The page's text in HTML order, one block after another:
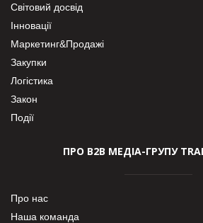
Світовий досвід
Інновації
Маркетинг&Продажі
Закупки
Логістика
Закон
Події
ПРО В2В МЕДІА-ГРУПУ
Про нас
Наша команда